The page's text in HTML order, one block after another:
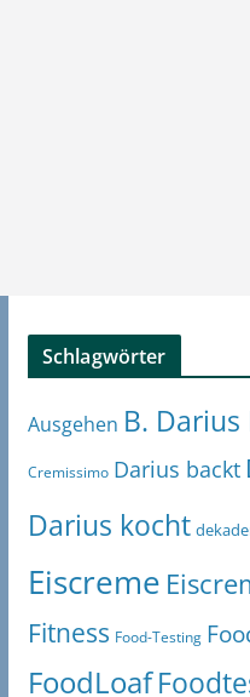
Schlagwörter
Ausgehen B. Darius
Cremissimo Darius backt
Darius kocht
Eiscreme
Fitness Food-Testing
FoodLoaf